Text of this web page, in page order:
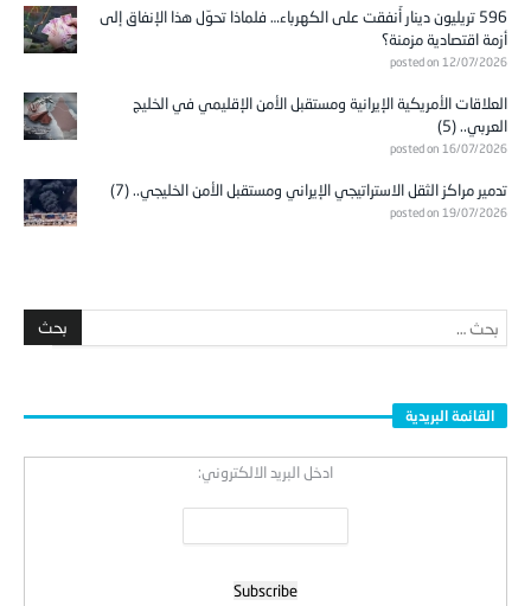
596 تريليون دينار أُنفقت على الكهرباء… فلماذا تحوّل هذا الإنفاق إلى
أزمة اقتصادية مزمنة؟
posted on 12/07/2026
العلاقات الأمريكية الإيرانية ومستقبل الأمن الإقليمي في الخليج
العربي.. (5)
posted on 16/07/2026
تدمير مراكز الثقل الاستراتيجي الإيراني ومستقبل الأمن الخليجي.. (7)
posted on 19/07/2026
القائمة البريدية
ادخل البريد الالكتروني: